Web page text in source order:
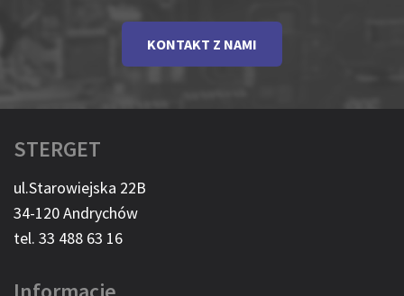
KONTAKT Z NAMI
STERGET
ul.Starowiejska 22B
34-120 Andrychów
tel. 33 488 63 16